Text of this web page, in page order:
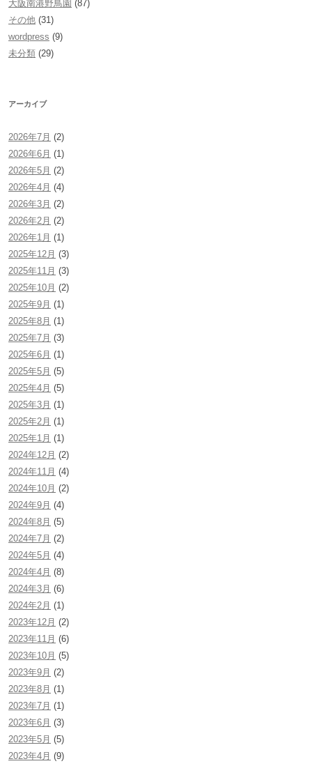
大阪南港野鳥園 (87)
その他 (31)
wordpress (9)
未分類 (29)
アーカイブ
2026年7月 (2)
2026年6月 (1)
2026年5月 (2)
2026年4月 (4)
2026年3月 (2)
2026年2月 (2)
2026年1月 (1)
2025年12月 (3)
2025年11月 (3)
2025年10月 (2)
2025年9月 (1)
2025年8月 (1)
2025年7月 (3)
2025年6月 (1)
2025年5月 (5)
2025年4月 (5)
2025年3月 (1)
2025年2月 (1)
2025年1月 (1)
2024年12月 (2)
2024年11月 (4)
2024年10月 (2)
2024年9月 (4)
2024年8月 (5)
2024年7月 (2)
2024年5月 (4)
2024年4月 (8)
2024年3月 (6)
2024年2月 (1)
2023年12月 (2)
2023年11月 (6)
2023年10月 (5)
2023年9月 (2)
2023年8月 (1)
2023年7月 (1)
2023年6月 (3)
2023年5月 (5)
2023年4月 (9)